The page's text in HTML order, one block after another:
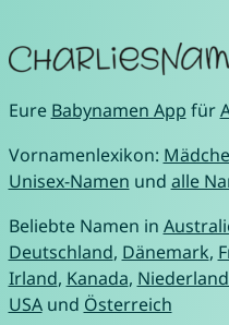
Eure Babynamen App für
Vornamenlexikon:
Unisex-Namen und alle
Beliebte Namen in
Deutschland, Dänemark,
Irland, Kanada,
USAund Österreich